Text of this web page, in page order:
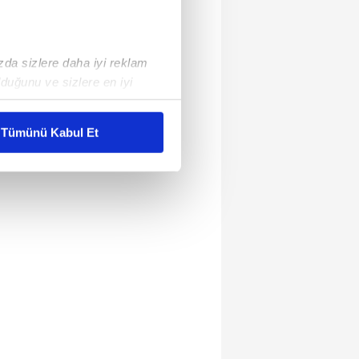
sizlere daha iyi reklam
ve sizlere en iyi
karşılamak
Tümünü Kabul Et